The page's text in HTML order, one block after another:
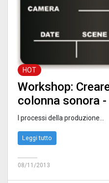
HOT
Workshop:
colonna sonora
I processi della produzione...
Leggi tutto
08/11/2013